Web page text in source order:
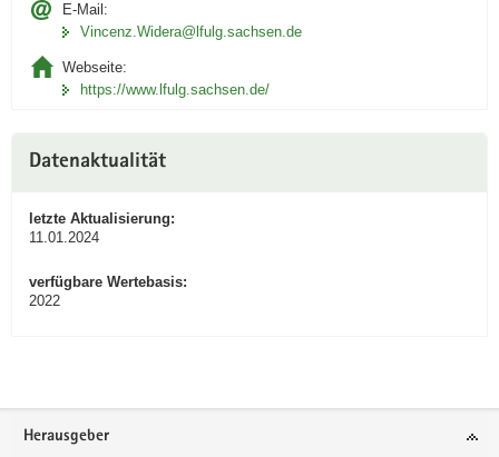
E-Mail:
Vincenz.Widera@lfulg.sachsen.de
Webseite:
https://www.lfulg.sachsen.de/
Datenaktualität
letzte Aktualisierung:
11.01.2024
verfügbare Wertebasis:
2022
Footer-
Herausgeber